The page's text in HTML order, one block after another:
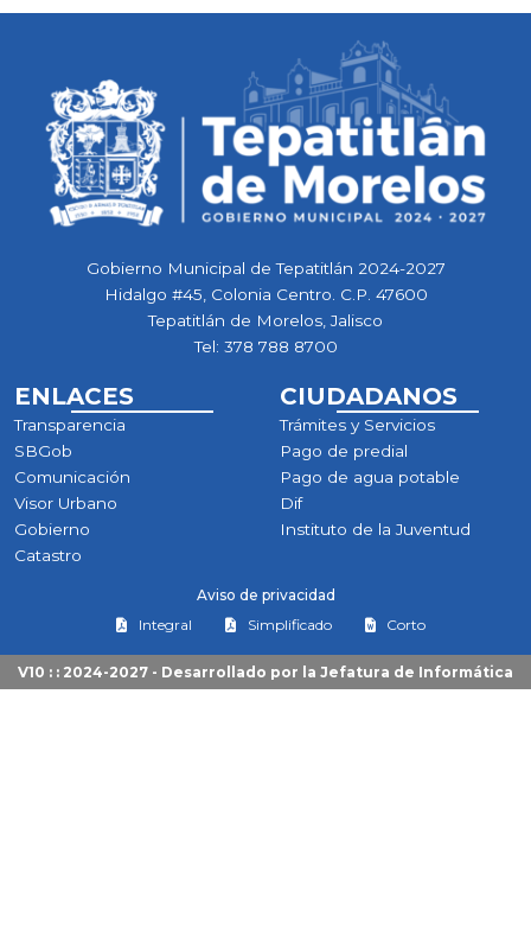
Gobierno Municipal de Tepatitlán 2024-2027
Hidalgo #45, Colonia Centro. C.P. 47600
Tepatitlán de Morelos, Jalisco
Tel: 378 788 8700
ENLACES
Transparencia
SBGob
Comunicación
Visor Urbano
Gobierno
Catastro
CIUDADANOS
Trámites y Servicios
Pago de predial
Pago de agua potable
Dif
Instituto de la Juventud
Aviso de privacidad
Integral
Simplificado Corto
V10 : : 2024-2027 - Desarrollado por la Jefatura de Informática